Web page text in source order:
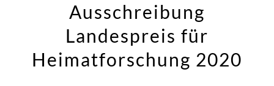
Ausschreibung
Landespreis für
Heimatforschung 2020